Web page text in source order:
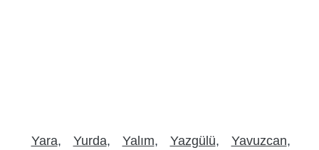
Yara Yurda Yalım Yazgülü Yavuzcan